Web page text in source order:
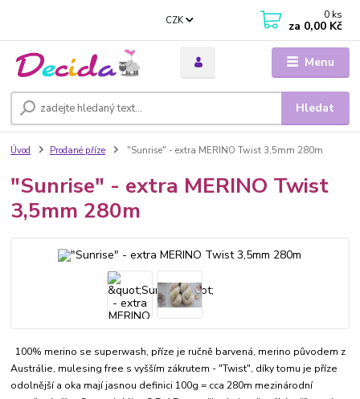
Menu
CZK
Hledat
0 ks
za 0,00 Kč
Úvod Prodané příze "Sunrise" - extra MERINO Twist 3,5mm 280m
"Sunrise" - extra MERINO Twist
3,5mm 280m
100% merino se superwash, příze je ručně barvená, merino původem z
Austrálie, mulesing free s vyšším zákrutem - "Twist", díky tomu je příze
odolnější a oka mají jasnou definici 100g = cca 280m mezinárodní